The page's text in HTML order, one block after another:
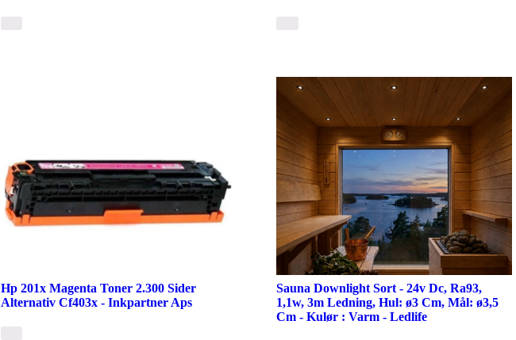
Hp 201x Magenta Toner 2.300 Sider
Alternativ Cf403x - Inkpartner Aps
Sauna Downlight Sort - 24v Dc, Ra93,
1,1w, 3m Ledning, Hul: ø3 Cm, Mål: ø3,5
Cm - Kulør : Varm - Ledlife